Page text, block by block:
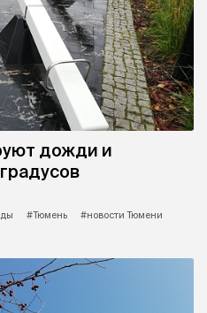
дожди и
#Тюмень
#новости Тюмени